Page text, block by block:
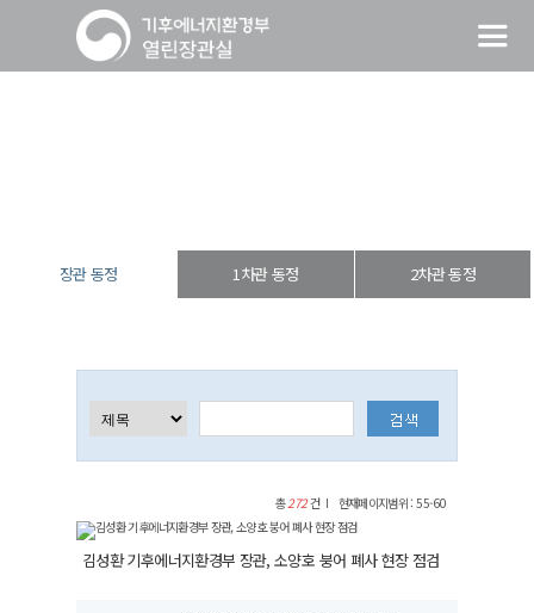
장관 동정 1차관 동정 2차관 동정
총272건 현재페이지범위 : 55-60
김성환 기후에너지환경부 장관, 소양호 붕어 폐사 현장 점검